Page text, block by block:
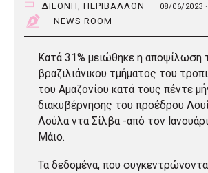
ΔΙΕΘΝΗ, ΠΕΡΙΒΑΛΛΟΝ 08/06/2023
NEWS ROOM
Κατά 31% μειώθηκε η αποψίλωση
βραζιλιάνικου τμήματος του
του Αμαζονίου κατά τους πέντε
διακυβέρνησης του προέδρου
Λούλα ντα Σίλβα -από τον
Μάιο.
Τα δεδομένα, που